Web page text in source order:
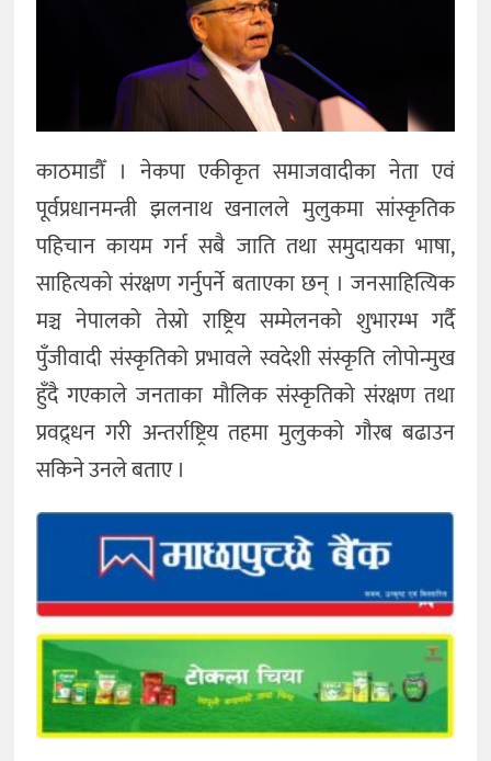
काठमाडौँ । नेकपा एकीकृत समाजवादीका नेता एवं
पूर्वप्रधानमन्त्री झलनाथ खनालले मुलुकमा सांस्कृतिक
पहिचान कायम गर्न सबै जाति तथा समुदायका भाषा,
साहित्यको संरक्षण गर्नुपर्ने बताएका छन् । जनसाहित्यिक
मञ्च नेपालको तेस्रो राष्ट्रिय सम्मेलनको शुभारम्भ गर्दै
पुँजीवादी संस्कृतिको प्रभावले स्वदेशी संस्कृति लोपोन्मुख
हुँदै गएकाले जनताका मौलिक संस्कृतिको संरक्षण तथा
प्रवद्र्धन गरी अन्तर्राष्ट्रिय तहमा मुलुकको गौरब बढाउन
सकिने उनले बताए ।